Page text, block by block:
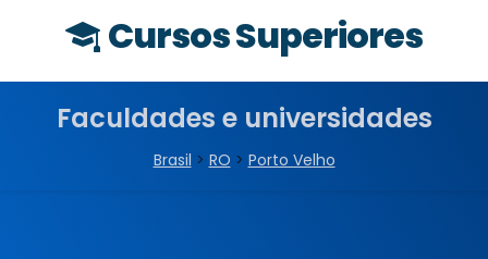
Cursos Superiores
Faculdades e universidades
Brasil > RO > Porto Velho